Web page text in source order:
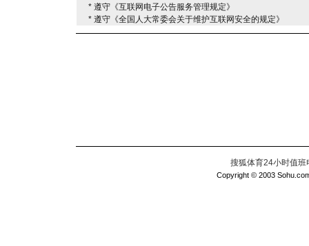
* 遵守《互联网电子公告服务管理规定》
* 遵守《全国人大常委会关于维护互联网安全的规定》
搜狐体育24小时值
Copyright © 2003